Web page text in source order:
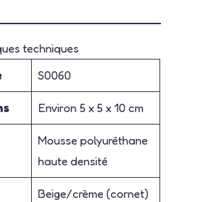
techniques
S0060
Environ 5 x 5 x 10 cm
Mousse polyuréthane
haute densité
Beige/crème (cornet)